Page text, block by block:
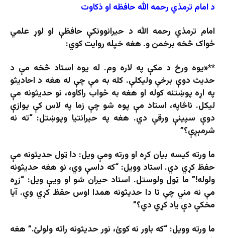
د امام ترمذي رحمه الله حافظه او ذکاوت
امام ترمذي رحمه الله د حیرانوونکې حافظې او لوړ علمي
ځواک څخه برخمن و. هغه خپله روایت کوي:
**«یوه ورځ د مکې په لاره وم. له یوه استاد څخه مې د
حدیث دوې برخې ولیکلې. کله به مې چې له هغه د احادیثو
په اړه پوښتنه کوله او هغه به ځواب راکاوه، نو حدیثونه مې
لیکل. ناڅاپه، استاد مې پوه شو چې زما په لاس کې یوازې
دوې سپینې ورقې دي. هغه په حیرانتیا وپوښتل: “ته نه
شرمېږې؟”
ما ورته کیسه بیان کړه او ورته ومې ویل: دا ټول حدیثونه مې
حفظ کړي دي. استاد وویل: “که داسې وي، نو هغه حدیثونه
ولوله!” ما ټول ولوستل. استاد حیران شو او ویې ویل: “زړه
مې نه مني چې تا دا حدیثونه همدا اوس حفظ کړي وي. آیا
مخکې دې یاد کړي دي؟”
ما ورته وویل: “که باور نه کوئ، نور حدیثونه راته ولولئ.” هغه